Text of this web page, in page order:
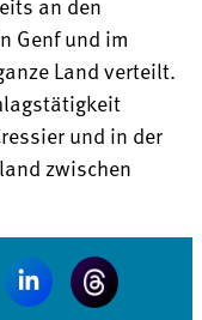
Genf und im
Land verteilt.
und in der
zwischen